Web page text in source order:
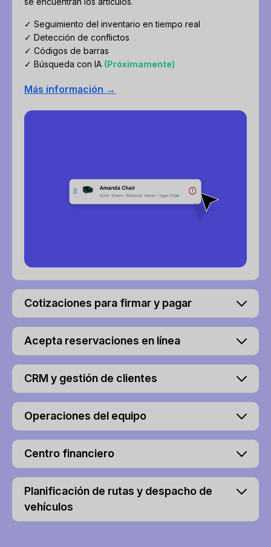
✓ Seguimiento del inventario en tiempo real
✓ Detección de conflictos
✓ Códigos de barras
✓ Búsqueda con IA (Próximamente)
Más información →
Cotizaciones para firmar y pagar
Acepta reservaciones en línea
CRM y gestión de clientes
Operaciones del equipo
Centro financiero
Planificación de rutas y despacho de
vehículos